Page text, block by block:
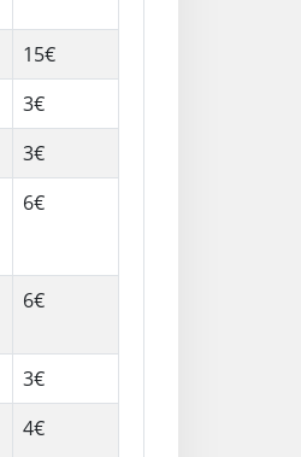
15€
3€
3€
6€
6€
3€
4€